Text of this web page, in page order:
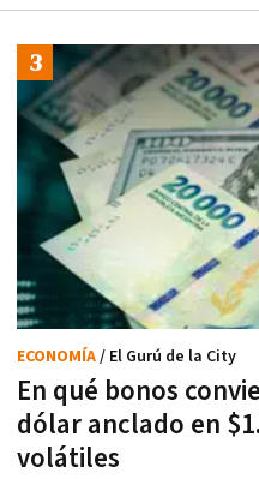
En qué bonos
dólar anclado en
volátiles
ECONOMÍA/ El Gurú de la City